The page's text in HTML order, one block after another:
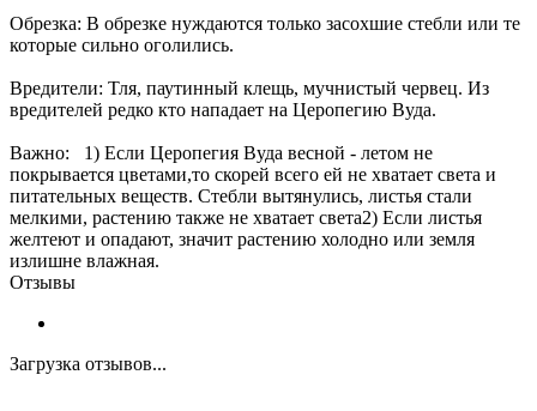
Обрезка: В обрезке нуждаются только засохшие стебли или те
которые сильно оголились.
Вредители: Тля, паутинный клещь, мучнистый червец. Из
вредителей редко кто нападает на Церопегию Вуда.
Важно: 1) Если Церопегия Вуда весной - летом не
покрывается цветами,то скорей всего ей не хватает света и
питательных веществ. Стебли вытянулись, листья стали
мелкими, растению также не хватает света2) Если листья
желтеют и опадают, значит растению холодно или земля
излишне влажная.
Отзывы
Загрузка отзывов...